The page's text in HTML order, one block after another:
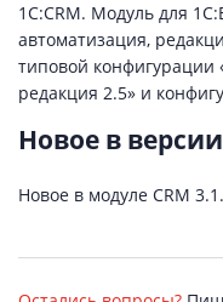
1С:CRM. Модуль для
автоматизация,
типовой конфигурации
редакция 2.5» и
Новое в
Новое в модуле CRM